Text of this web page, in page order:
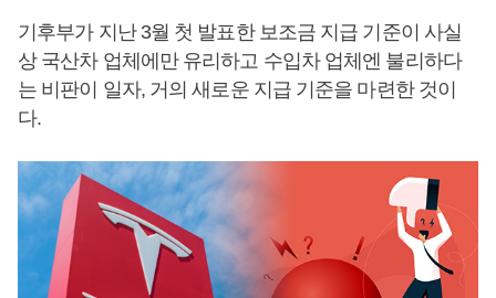
기후부가 지난 3월 첫 발표한 보조금 지급 기준이 사실
상 국산차 업체에만 유리하고 수입차 업체엔 불리하다
는 비판이 일자, 거의 새로운 지급 기준을 마련한 것이
다.